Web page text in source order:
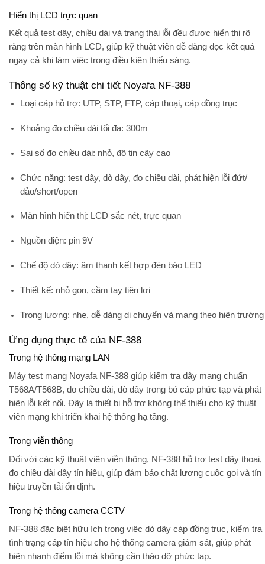
Hiển thị LCD trực quan
Kết quả test dây, chiều dài và trạng thái lỗi đều được hiển thị rõ
ràng trên màn hình LCD, giúp kỹ thuật viên dễ dàng đọc kết quả
ngay cả khi làm việc trong điều kiện thiếu sáng.
Thông số kỹ thuật chi tiết Noyafa NF-388
Loại cáp hỗ trợ: UTP, STP, FTP, cáp thoại, cáp đồng trục
Khoảng đo chiều dài tối đa: 300m
Sai số đo chiều dài: nhỏ, độ tin cậy cao
Chức năng: test dây, dò dây, đo chiều dài, phát hiện lỗi đứt/
đảo/short/open
Màn hình hiển thị: LCD sắc nét, trực quan
Nguồn điện: pin 9V
Chế độ dò dây: âm thanh kết hợp đèn báo LED
Thiết kế: nhỏ gọn, cầm tay tiện lợi
Trọng lượng: nhẹ, dễ dàng di chuyển và mang theo hiện trường
Ứng dụng thực tế của NF-388
Trong hệ thống mạng LAN
Máy test mạng Noyafa NF-388 giúp kiểm tra dây mạng chuẩn
T568A/T568B, đo chiều dài, dò dây trong bó cáp phức tạp và phát
hiện lỗi kết nối. Đây là thiết bị hỗ trợ không thể thiếu cho kỹ thuật
viên mạng khi triển khai hệ thống hạ tầng.
Trong viễn thông
Đối với các kỹ thuật viên viễn thông, NF-388 hỗ trợ test dây thoại,
đo chiều dài dây tín hiệu, giúp đảm bảo chất lượng cuộc gọi và tín
hiệu truyền tải ổn định.
Trong hệ thống camera CCTV
NF-388 đặc biệt hữu ích trong việc dò dây cáp đồng trục, kiểm tra
tình trạng cáp tín hiệu cho hệ thống camera giám sát, giúp phát
hiện nhanh điểm lỗi mà không cần tháo dỡ phức tạp.